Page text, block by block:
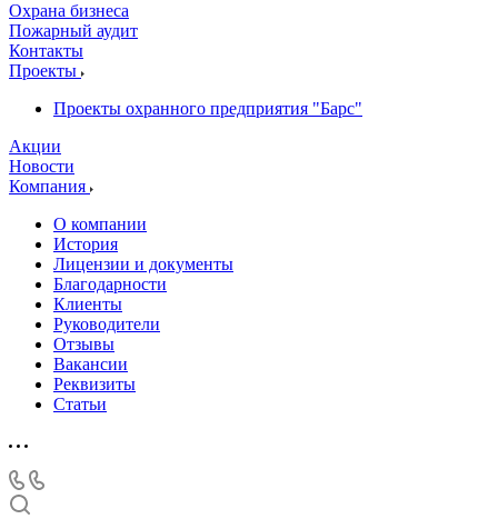
Охрана бизнеса
Пожарный аудит
Контакты
Проекты
Проекты охранного предприятия "Барс"
Акции
Новости
Компания
О компании
История
Лицензии и документы
Благодарности
Клиенты
Руководители
Отзывы
Вакансии
Реквизиты
Статьи